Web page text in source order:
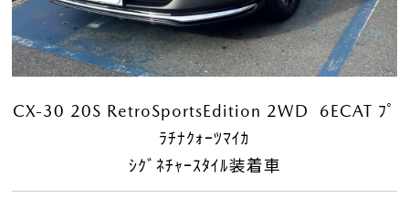
CX-30 20S RetroSportsEdition 2WD 6ECAT ﾌﾟ
ﾗﾁﾅｸｫｰﾂﾏｲｶ
ｼｸﾞﾈﾁｬｰｽﾀｲﾙ装着車